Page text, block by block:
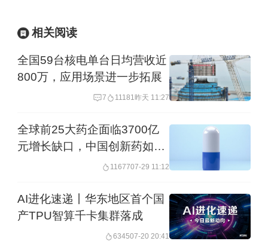
相关阅读
全国59台核电单台日均营收近
800万，应用场景进一步拓展
7 11181昨天 11:27
全球前25大药企面临3700亿
元增长缺口，中国创新药如何
1167707-29 11:12
AI进化速递丨华东地区首个国
产TPU智算千卡集群落成
634507-20 20:41